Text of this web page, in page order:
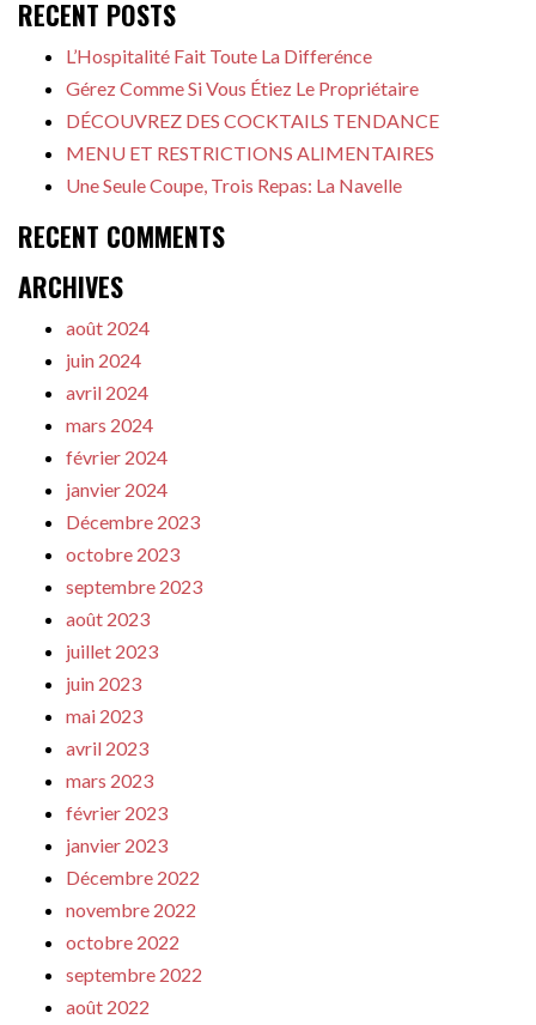
RECENT POSTS
L’Hospitalité Fait Toute La Differénce
Gérez Comme Si Vous Étiez Le Propriétaire
DÉCOUVREZ DES COCKTAILS TENDANCE
MENU ET RESTRICTIONS ALIMENTAIRES
Une Seule Coupe, Trois Repas: La Navelle
RECENT COMMENTS
ARCHIVES
août 2024
juin 2024
avril 2024
mars 2024
février 2024
janvier 2024
Décembre 2023
octobre 2023
septembre 2023
août 2023
juillet 2023
juin 2023
mai 2023
avril 2023
mars 2023
février 2023
janvier 2023
Décembre 2022
novembre 2022
octobre 2022
septembre 2022
août 2022